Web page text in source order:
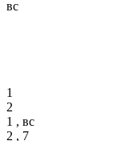
вс
1
2
1 , вс
2 , 7